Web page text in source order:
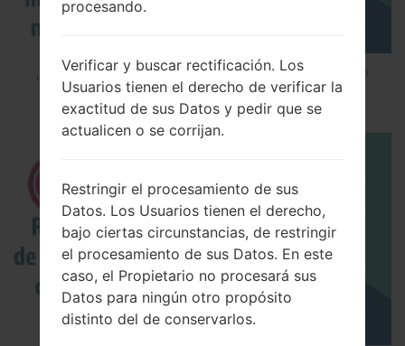
¿Cómo instalar Firmware Oficial en el teléfono
inteligente de LG mediante LG UP?
procesando.
Verificar y buscar rectificación. Los
Usuarios tienen el derecho de verificar la
exactitud de sus Datos y pedir que se
actualicen o se corrijan.
Restringir el procesamiento de sus
Datos. Los Usuarios tienen el derecho,
bajo ciertas circunstancias, de restringir
el procesamiento de sus Datos. En este
caso, el Propietario no procesará sus
Datos para ningún otro propósito
distinto del de conservarlos.